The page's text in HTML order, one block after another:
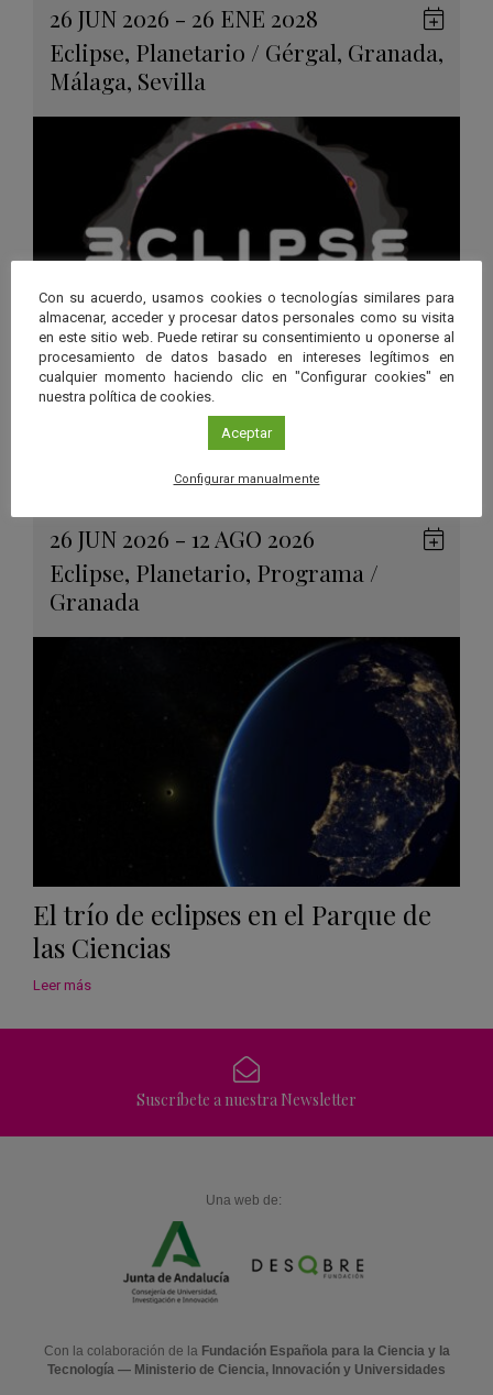
26 JUN 2026 - 26 ENE 2028
Eclipse, Planetario / Gérgal, Granada,
Málaga, Sevilla
en
“3CLIPSE”, una experiencia
inmersiva para descubrir los
eclipses solares
26 JUN 2026 - 12 AGO 2026
Eclipse, Planetario, Programa /
Granada
El trío de eclipses en el Parque de
las Ciencias
Leer más
Suscríbete a nuestra Newsletter
Una web de:
Con la colaboración de la Fundación Española para la Ciencia y la
Tecnología — Ministerio de Ciencia, Innovación y Universidades
Con su acuerdo, usamos cookies o tecnologías similares para
almacenar, acceder y procesar datos personales como su visita
en este sitio web. Puede retirar su consentimiento u oponerse al
procesamiento de datos basado en intereses legítimos en
cualquier momento haciendo clic en "Configurar cookies" en
nuestra política de cookies.
Aceptar
Configurar manualmente